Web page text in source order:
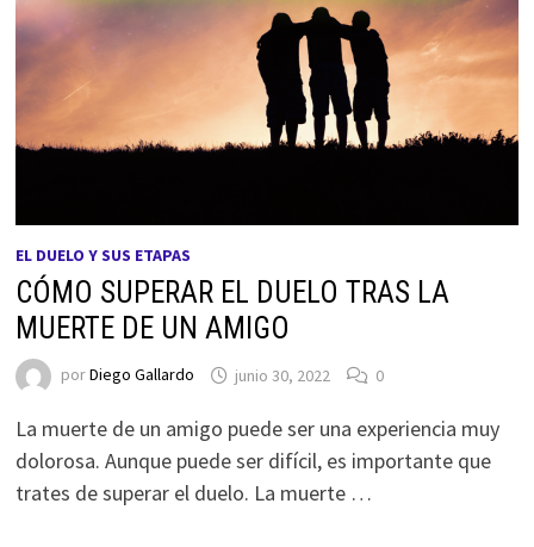
EL DUELO Y SUS ETAPAS
CÓMO SUPERAR EL DUELO TRAS LA
MUERTE DE UN AMIGO
porDiego Gallardo junio 30, 2022 0
La muerte de un amigo puede ser una experiencia muy
dolorosa. Aunque puede ser difícil, es importante que
trates de superar el duelo. La muerte …